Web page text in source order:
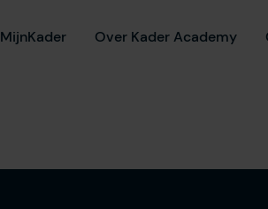
MijnKader Over Kader Academy